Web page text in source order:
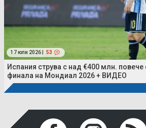
17 юли 2026 | 53
Испания струва с над €400 млн.
финала на Мондиал 2026 + ВИДЕО